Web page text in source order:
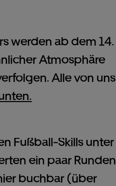
werden ab dem 14.
Atmosphäre
Alle von uns
Fußball-Skills unter
ein paar Runden
buchbar (über